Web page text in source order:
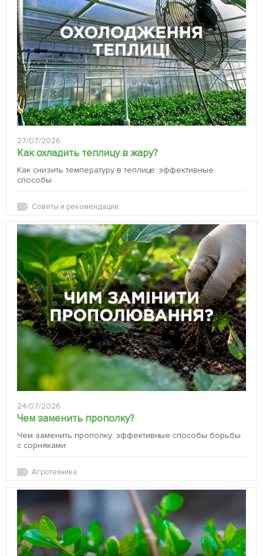
27/07/2026
Как охладить теплицу в жару?
Как снизить температуру в теплице: эффективные
способы
Советы и рекомендации
24/07/2026
Чем заменить прополку?
Чем заменить прополку: эффективные способы борьбы
с сорняками
Агротехника